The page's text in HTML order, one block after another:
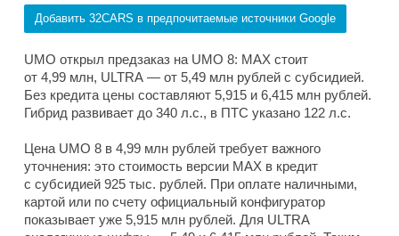
Добавить 32CARS в предпочитаемые источники Google
UMO открыл предзаказ на UMO 8: MAX стоит
от 4,99 млн, ULTRA — от 5,49 млн рублей с субсидией.
Без кредита цены составляют 5,915 и 6,415 млн рублей.
Гибрид развивает до 340 л.с., в ПТС указано 122 л.с.
Цена UMO 8 в 4,99 млн рублей требует важного
уточнения: это стоимость версии MAX в кредит
с субсидией 925 тыс. рублей. При оплате наличными,
картой или по счету официальный конфигуратор
показывает уже 5,915 млн рублей. Для ULTRA